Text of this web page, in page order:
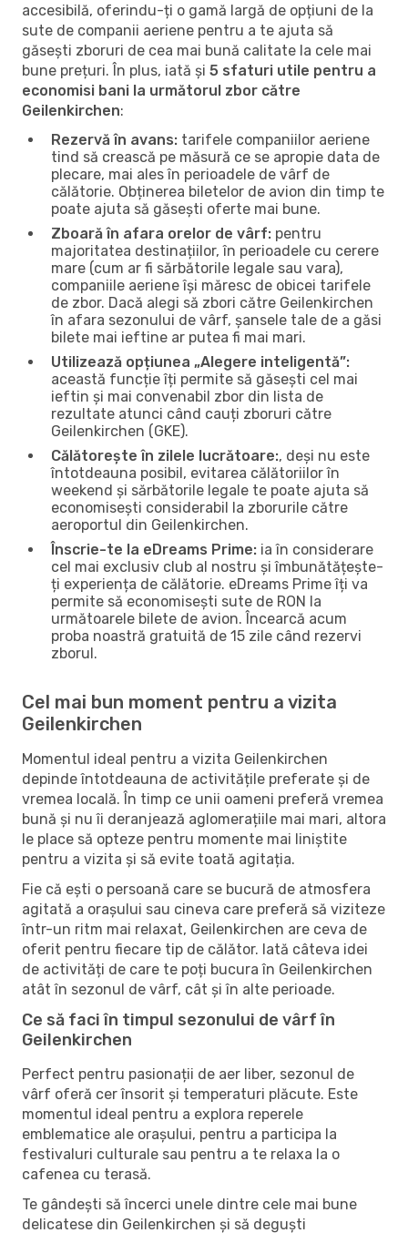
accesibilă, oferindu-ți o gamă largă de opțiuni de la
sute de companii aeriene pentru a te ajuta să
găsești zboruri de cea mai bună calitate la cele mai
bune prețuri. În plus, iată și 5 sfaturi utile pentru a
economisi bani la următorul zbor către
Geilenkirchen:
Rezervă în avans: tarifele companiilor aeriene
tind să crească pe măsură ce se apropie data de
plecare, mai ales în perioadele de vârf de
călătorie. Obținerea biletelor de avion din timp te
poate ajuta să găsești oferte mai bune.
Zboară în afara orelor de vârf: pentru
majoritatea destinațiilor, în perioadele cu cerere
mare (cum ar fi sărbătorile legale sau vara),
companiile aeriene își măresc de obicei tarifele
de zbor. Dacă alegi să zbori către Geilenkirchen
în afara sezonului de vârf, șansele tale de a găsi
bilete mai ieftine ar putea fi mai mari.
Utilizează opțiunea „Alegere inteligentă”:
această funcție îți permite să găsești cel mai
ieftin și mai convenabil zbor din lista de
rezultate atunci când cauți zboruri către
Geilenkirchen (GKE).
Călătorește în zilele lucrătoare:, deși nu este
întotdeauna posibil, evitarea călătoriilor în
weekend și sărbătorile legale te poate ajuta să
economisești considerabil la zborurile către
aeroportul din Geilenkirchen.
Înscrie-te la eDreams Prime: ia în considerare
cel mai exclusiv club al nostru și îmbunătățește-
ți experiența de călătorie. eDreams Prime îți va
permite să economisești sute de RON la
următoarele bilete de avion. Încearcă acum
proba noastră gratuită de 15 zile când rezervi
zborul.
Cel mai bun moment pentru a vizita
Geilenkirchen
Momentul ideal pentru a vizita Geilenkirchen
depinde întotdeauna de activitățile preferate și de
vremea locală. În timp ce unii oameni preferă vremea
bună și nu îi deranjează aglomerațiile mai mari, altora
le place să opteze pentru momente mai liniștite
pentru a vizita și să evite toată agitația.
Fie că ești o persoană care se bucură de atmosfera
agitată a orașului sau cineva care preferă să viziteze
într-un ritm mai relaxat, Geilenkirchen are ceva de
oferit pentru fiecare tip de călător. Iată câteva idei
de activități de care te poți bucura în Geilenkirchen
atât în ​​sezonul de vârf, cât și în alte perioade.
Ce să faci în timpul sezonului de vârf în
Geilenkirchen
Perfect pentru pasionații de aer liber, sezonul de
vârf oferă cer însorit și temperaturi plăcute. Este
momentul ideal pentru a explora reperele
emblematice ale orașului, pentru a participa la
festivaluri culturale sau pentru a te relaxa la o
cafenea cu terasă.
Te gândești să încerci unele dintre cele mai bune
delicatese din Geilenkirchen și să deguști